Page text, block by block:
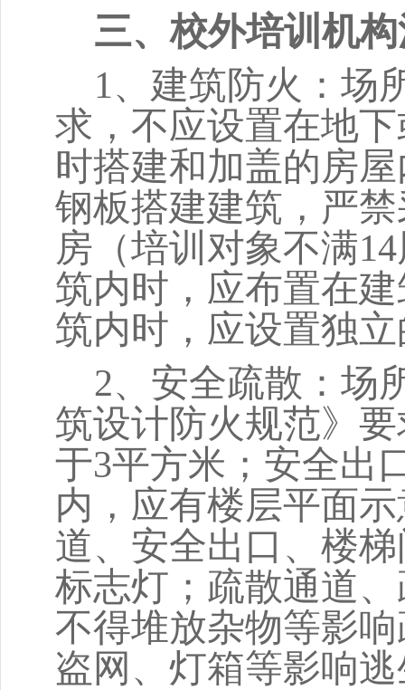
三、校外培训机
1、建筑防火：场
求，不应设置在地
时搭建和加盖的房
钢板搭建建筑，严
房（培训对象不满
筑内时，应布置在
筑内时，应设置独
2、安全疏散：场
筑设计防火规范》
于3平方米；安全出
内，应有楼层平面
道、安全出口、楼
标志灯；疏散通道
不得堆放杂物等影
盗网、灯箱等影响